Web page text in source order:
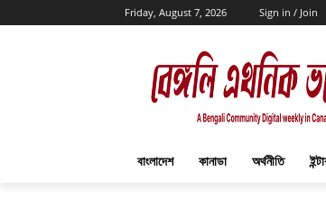
Friday, August 7, 2026 Sign in / Join
বাংলাদেশ কানাডা অর্থনীতি